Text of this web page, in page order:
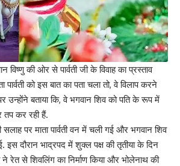
विष्णुकी ओर से पार्वती जी के विवाह का प्रस्ताव
को इस बात का पता चला तो, वे विलाप करने
बताया कि, वे भगवान शिव को पति के रूप में
तप कर रही हैं.
पर माता पार्वती वन में चली गई और भगवान शिव
इस दौरान भाद्रपद में शुक्ल पक्ष की तृतीया के दिन
ने रेत से शिवलिंग का निर्माण किया और भोलेनाथ की